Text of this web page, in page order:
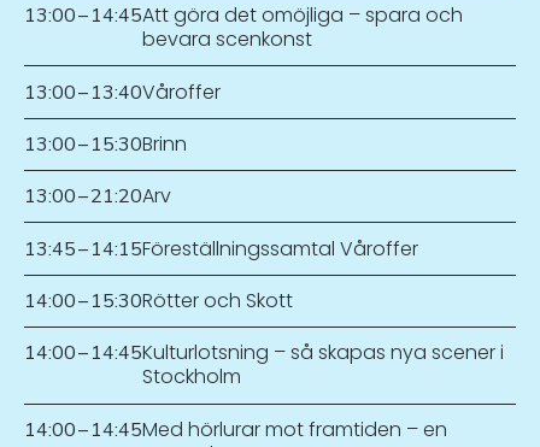
13:00–14:45Att göra det omöjliga – spara och
bevara scenkonst
13:00–13:40Våroffer
13:00–15:30Brinn
13:00–21:20Arv
13:45–14:15Föreställningssamtal Våroffer
14:00–15:30Rötter och Skott
14:00–14:45Kulturlotsning – så skapas nya scener i
Stockholm
14:00–14:45Med hörlurar mot framtiden – en